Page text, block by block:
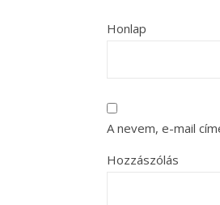
Honlap
A nevem, e-mail
Hozzászólás